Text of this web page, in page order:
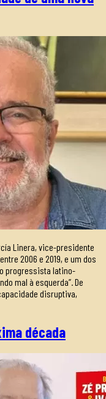
Linera, vice-presidente
2006 e 2019, e um dos
progressista latino-
mal à esquerda”. De
disruptiva,
década